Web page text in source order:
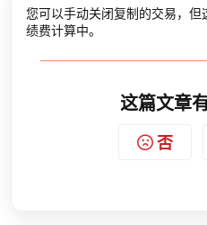
您可以手动关闭复制的交易，
绩费计算中。
这篇文章
否